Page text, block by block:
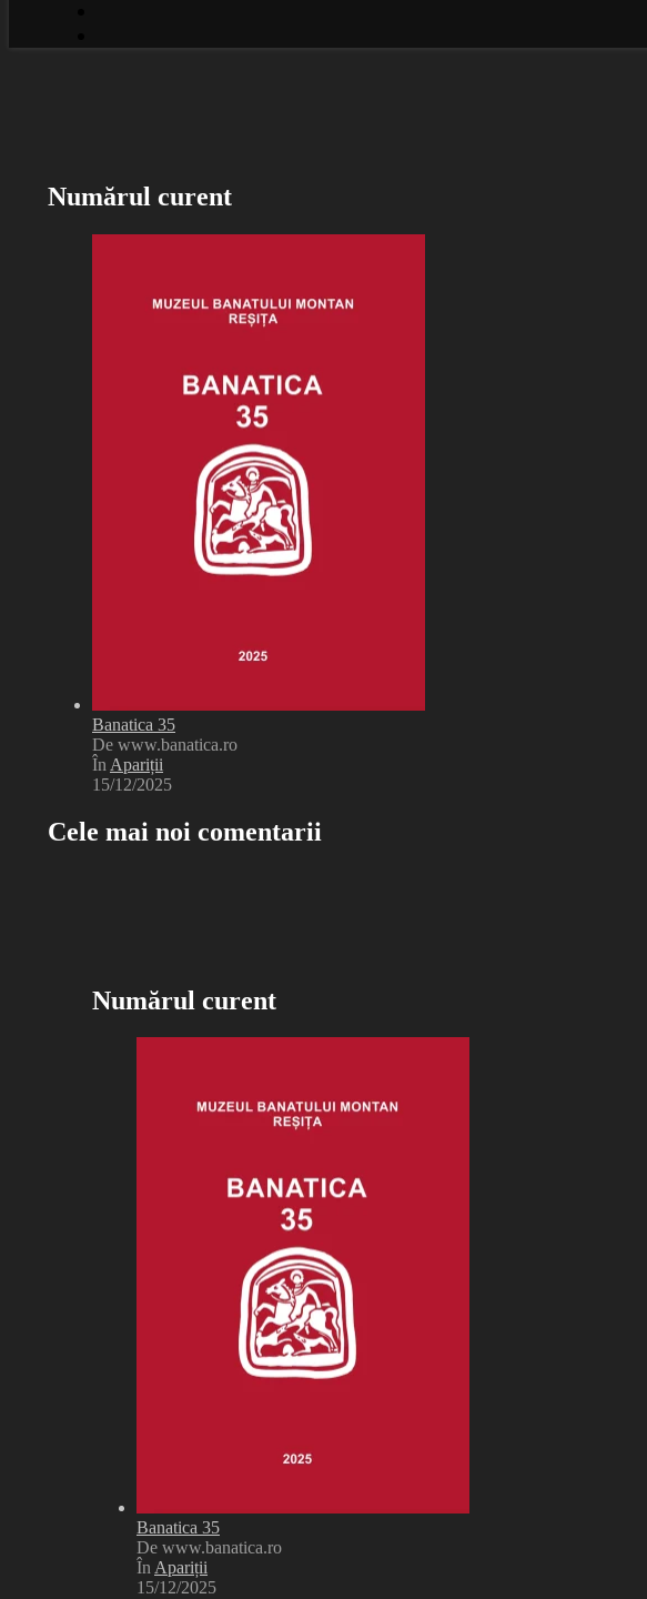
Numărul curent
Banatica 35
De www.banatica.ro
În Apariții
15/12/2025
Cele mai noi comentarii
Numărul curent
Banatica 35
De www.banatica.ro
ÎnApariții
15/12/2025